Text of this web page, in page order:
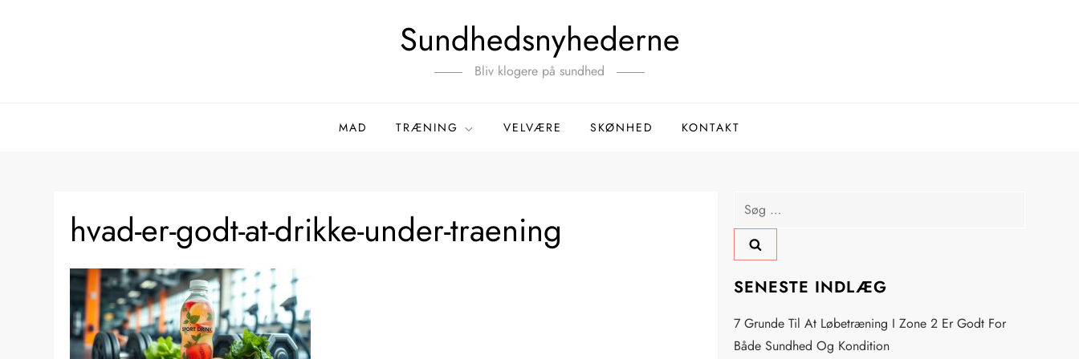
Sundhedsnyhederne
Bliv klogere på sundhed
MAD TRÆNING VELVÆRE SKØNHED KONTAKT
hvad-er-godt-at-drikke-under-traening
Søg
efter:
SENESTE INDLÆG
7 Grunde Til At Løbetræning I Zone 2 Er Godt For
Både Sundhed Og Kondition